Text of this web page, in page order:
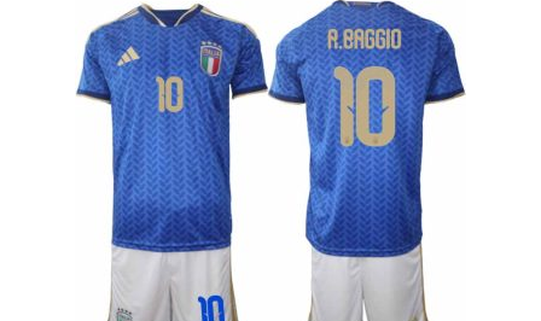
Možnosti
lahko
izberete
na
strani
izdelka